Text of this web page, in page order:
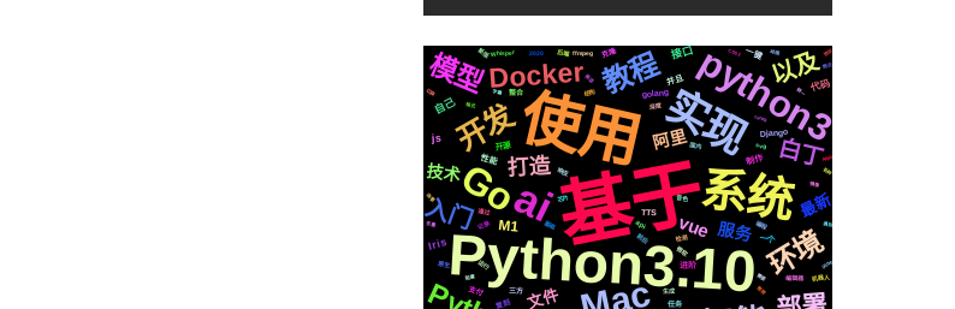
基于
使用
Python3.10
系统
ai
实现
Go
python3
开发
教程
环境
Docker
模型
入门
以及
白丁
打造
vue
技术
阿里
服务
文件
最新
M1
自己
接口
js
Iris
代码
golang
TTS
Django
一键
进阶
性能
开源
制作
一个
并且
任务
api
三方
整合
复刻
支付
克隆
音色
响应
ffmpeg
原生
芯片
前后 检测
编辑器
基础
2020
微软
国内
后端
机器人
Whisper
深度
记录 编程
通过
新版
svg
生成
结构
运行
centos
推送
需要
格式
字幕
变量
推荐
场景
阻塞
镜像
Apple
各种
遇到
统一
CSS3
github
切换
动画
情况
协议